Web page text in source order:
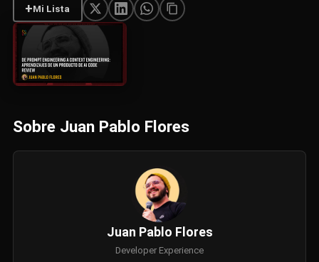
+Mi Lista
Sobre Juan Pablo Flores
Juan Pablo Flores
Developer Experience